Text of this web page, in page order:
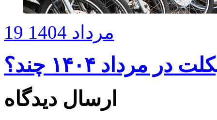
19 مرداد 1404
مرداد ۱۴۰۴ چند؟
ارسال دیدگاه